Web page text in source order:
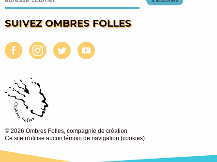
SUIVEZ OMBRES FOLLES
© 2026 Ombres Folles, compagnie de création
Ce site n'utilise aucun témoin de navigation (cookies)